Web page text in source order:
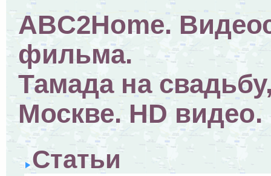
ABC2Home.
фильма.
Тамада на
Москве. HD видео.
Статьи